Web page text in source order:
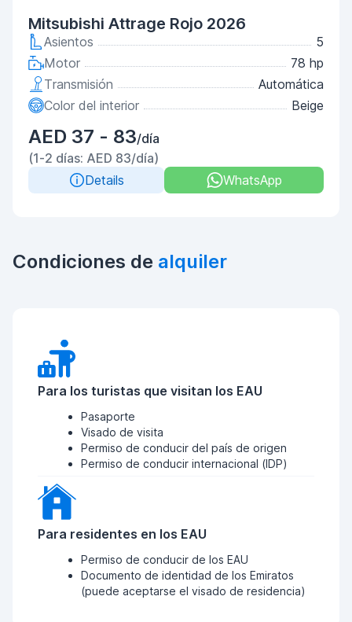
Mitsubishi Attrage Rojo 2026
Asientos
5
Motor
78 hp
Transmisión
Automática
Color del interior
Beige
AED 37 - 83/día
(1-2 días: AED 83/día)
Details
WhatsApp
Condiciones de alquiler
Para los turistas que visitan los EAU
Pasaporte
Visado de visita
Permiso de conducir del país de origen
Permiso de conducir internacional (IDP)
Para residentes en los EAU
Permiso de conducir de los EAU
Documento de identidad de los Emiratos
(puede aceptarse el visado de residencia)